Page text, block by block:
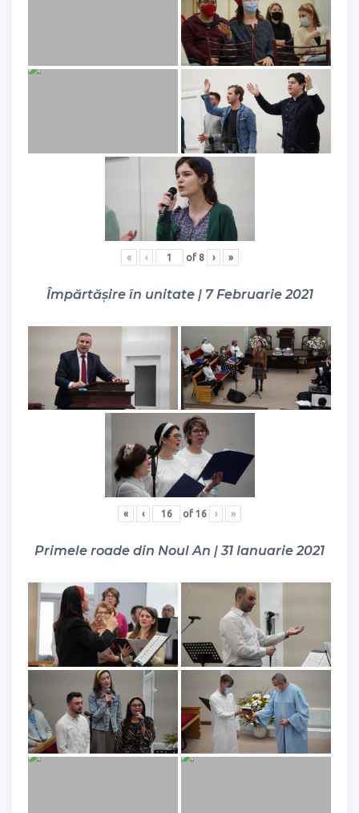
« ‹ of 8 › »
Împărtășire în unitate | 7 Februarie 2021
« ‹ of 16 › »
Primele roade din Noul An | 31 Ianuarie 2021